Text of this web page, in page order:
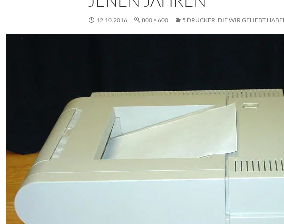
12.10.2016 800 × 600 5 DRUCKER, DIE WIR GELIEBT